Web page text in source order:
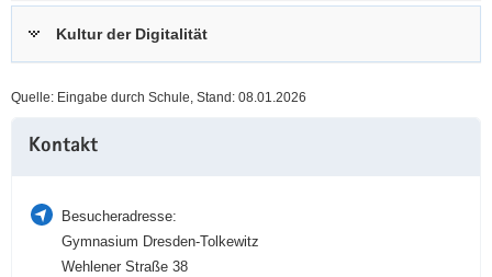
Kultur der Digitalität
Quelle: Eingabe durch Schule, Stand: 08.01.2026
Information
Kontakt
Besucheradresse:
Gymnasium Dresden-Tolkewitz
Wehlener Straße 38